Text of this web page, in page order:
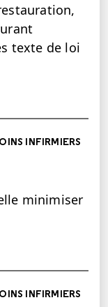
texte de loi
INFIRMIERS
minimiser
INFIRMIERS